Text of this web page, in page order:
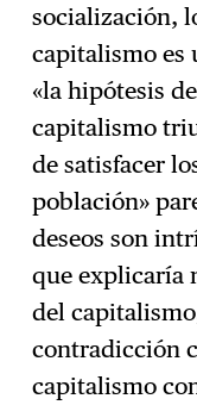
socialización,
capitalismo es
«la hipótesis
capitalismo
de satisfacer
población»
deseos son
que explicaría
del
contradicción
capitalismo